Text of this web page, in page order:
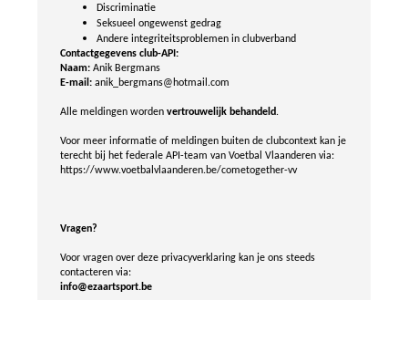
Discriminatie
Seksueel ongewenst gedrag
Andere integriteitsproblemen in clubverband
Contactgegevens club-API:
Naam: Anik Bergmans
E-mail: anik_bergmans@hotmail.com
Alle meldingen wordenvertrouwelijk behandeld.
Voor meer informatie of meldingen buiten de clubcontext kan je
terecht bij het federale API-team van Voetbal Vlaanderen via:
https://www.voetbalvlaanderen.be/cometogether-vv
Vragen?
Voor vragen over deze privacyverklaring kan je ons steeds
contacteren via:
info@ezaartsport.be